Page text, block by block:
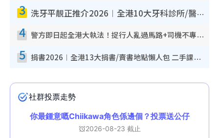
3 洗牙平靚正推介2026︱全港10大牙科診所/醫院懶人包 夜診至8點/鎮靜潔牙/醫療券適用
4 警方即日起全港大執法！捉行人亂過馬路+司機不專注駕駛！亂過馬路罰$2000
5 捐書2026︱全港13大捐書/賣書地點懶人包 二手課本最高$150＋舊書換免費咖啡/戲票